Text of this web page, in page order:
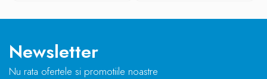
Newsletter
Nu rata ofertele si promotiile noastre